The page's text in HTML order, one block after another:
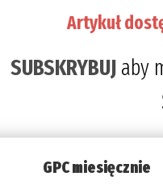
Artykuł
SUBSKRYBUJaby
GPC miesięcznie